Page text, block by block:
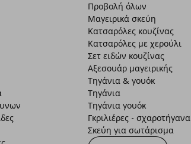
Προβολή όλων
Μαγειρικά σκεύη
Κατσαρόλες κουζίνας
Κατσαρόλες με χερούλι
Σετ ειδών κουζίνας
Αξεσουάρ μαγειρικής
Τηγάνια & γουόκ
Τηγάνια
Τηγάνια γουόκ
Γκριλιέρες - σχαροτήγανα
Σκεύη για σωτάρισμα